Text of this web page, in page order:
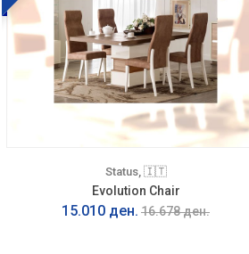
Status, 🇮🇹
Evolution Chair
15.010 ден. 16.678 ден.